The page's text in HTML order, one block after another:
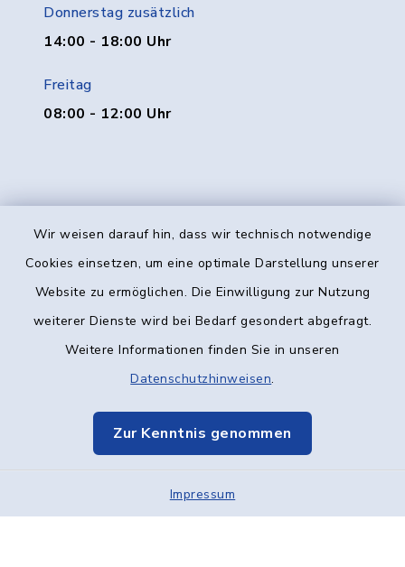
Wir weisen darauf hin, dass wir technisch notwendige
Cookies einsetzen, um eine optimale Darstellung unserer
Website zu ermöglichen. Die Einwilligung zur Nutzung
weiterer Dienste wird bei Bedarf gesondert abgefragt.
Weitere Informationen finden Sie in unseren
Datenschutzhinweisen.
Zur Kenntnis genommen
Impressum
Donnerstag zusätzlich
14:00 - 18:00 Uhr
Freitag
08:00 - 12:00 Uhr
Kontakt
Datenschutz
Elektronische Kommunikation
Sitemap